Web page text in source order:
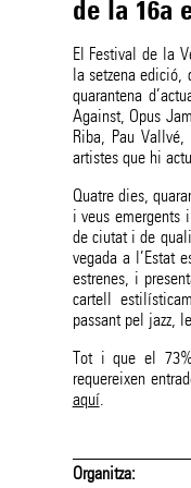
de la 16a
El Festival de la
la setzena
quarantena
Against, Opus
Riba, Pau
artistes que hi
Quatre dies,
i veus emergents
de ciutat i de
vegada a l’Estat
estrenes, i
cartell
passant pel jazz,
Tot i que el
requereixen
aquí.
Organitza: